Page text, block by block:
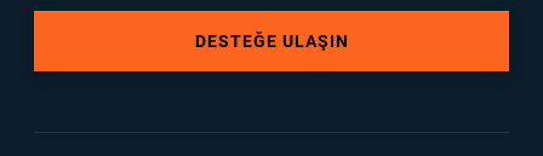
DESTEĞE ULAŞIN